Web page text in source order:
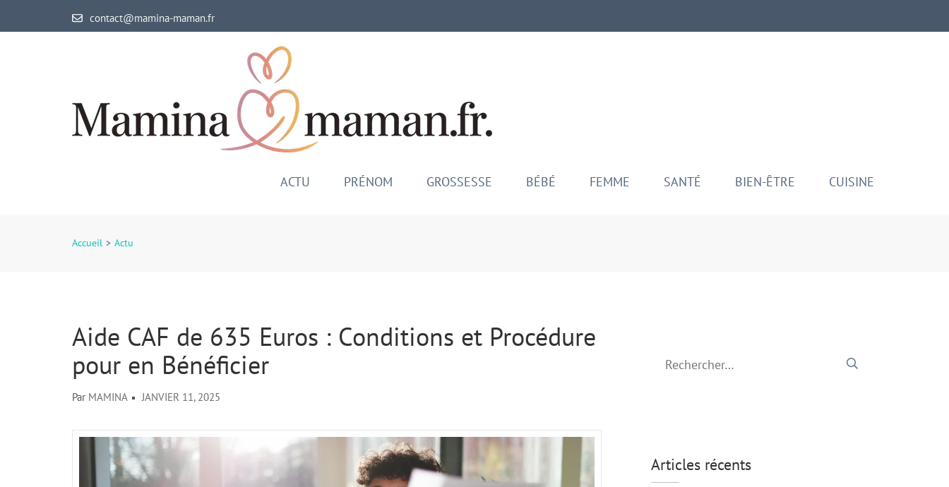
au
contact@mamina-maman.fr
ACTU PRÉNOM GROSSESSE BÉBÉ FEMME SANTÉ BIEN-ÊTRE CUISINE
Accueil > Actu
Aide CAF de 635 Euros : Conditions et Procédure
pour en Bénéficier
Par MAMINA JANVIER 11, 2025
Articles récents